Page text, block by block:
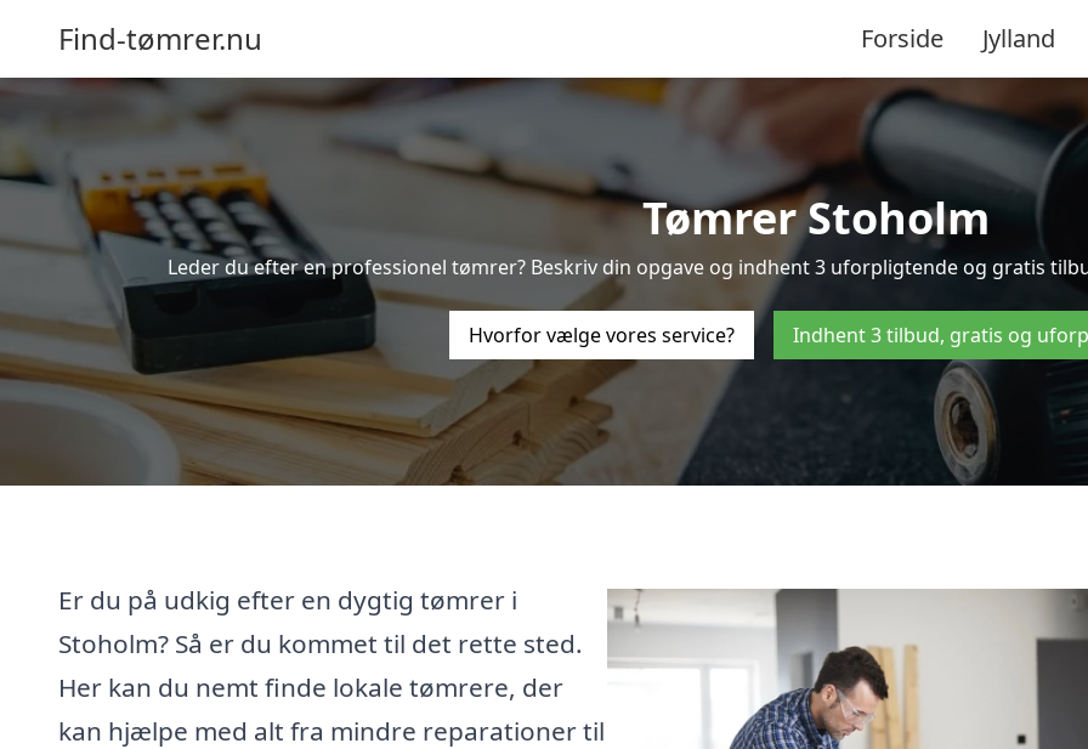
Find-tømrer.nu Forside Jylland
Tømrer Stoholm
Leder du efter en professionel tømrer? Beskriv din opgave og indhent 3 uforpligtende og gratis
Hvorfor vælge vores service? Indhent 3 tilbud, gratis og
Er du på udkig efter en dygtig tømrer i
Stoholm? Så er du kommet til det rette sted.
Her kan du nemt finde lokale tømrere, der
kan hjælpe med alt fra mindre reparationer til